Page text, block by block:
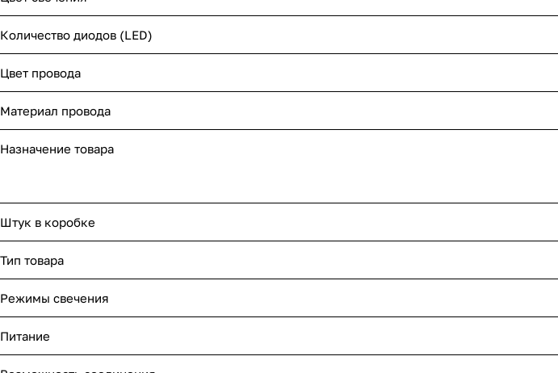
Количество диодов (LED)
Цвет провода
Материал провода
Назначение товара
Штук в коробке
Тип товара
Режимы свечения
Питание